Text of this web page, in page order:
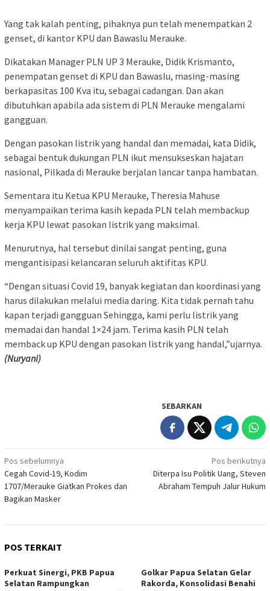
Yang tak kalah penting, pihaknya pun telah menempatkan 2
genset, di kantor KPU dan Bawaslu Merauke.
Dikatakan Manager PLN UP 3 Merauke, Didik Krismanto,
penempatan genset di KPU dan Bawaslu, masing-masing
berkapasitas 100 Kva itu, sebagai cadangan. Dan akan
dibutuhkan apabila ada sistem di PLN Merauke mengalami
gangguan.
Dengan pasokan listrik yang handal dan memadai, kata Didik,
sebagai bentuk dukungan PLN ikut mensukseskan hajatan
nasional, Pilkada di Merauke berjalan lancar tanpa hambatan.
Sementara itu Ketua KPU Merauke, Theresia Mahuse
menyampaikan terima kasih kepada PLN telah membackup
kerja KPU lewat pasokan listrik yang maksimal.
Menurutnya, hal tersebut dinilai sangat penting, guna
mengantisipasi kelancaran seluruh aktifitas KPU.
“Dengan situasi Covid 19, banyak kegiatan dan koordinasi yang
harus dilakukan melalui media daring. Kita tidak pernah tahu
kapan terjadi gangguan Sehingga, kami perlu listrik yang
memadai dan handal 1×24 jam. Terima kasih PLN telah
memback up KPU dengan pasokan listrik yang handal,”ujarnya.
(Nuryani)
SEBARKAN
Navigasi
pos
Pos sebelumnya
Cegah Covid-19, Kodim
1707/Merauke Giatkan Prokes dan
Bagikan Masker
Pos berikutnya
Diterpa Isu Politik Uang, Steven
Abraham Tempuh Jalur Hukum
POS TERKAIT
Perkuat Sinergi, PKB Papua
Selatan Rampungkan
Golkar Papua Selatan Gelar
Rakorda, Konsolidasi Benahi